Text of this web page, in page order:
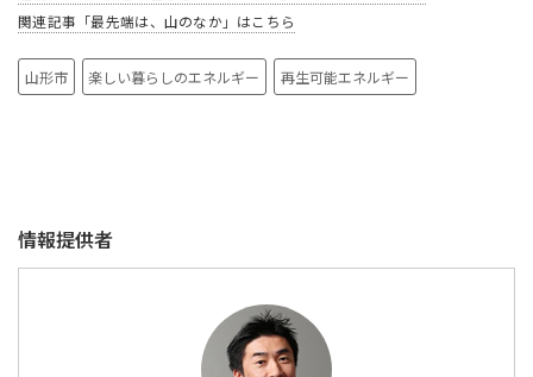
関連記事「最先端は、山のなか」はこちら
山形市 楽しい暮らしのエネルギー 再生可能エネルギー
情報提供者